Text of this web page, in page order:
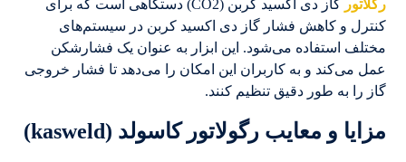
رگلاتور
گاز دی اکسید کربن (CO2) دستگاهی است که برای
کنترل و کاهش فشار گاز دی اکسید کربن در سیستم‌های
مختلف استفاده می‌شود. این ابزار به عنوان یک فشارشکن
عمل می‌کند و به کاربران این امکان را می‌دهد تا فشار خروجی
گاز را به طور دقیق تنظیم کنند.
مزایا و معایب رگولاتور کاسولد (kasweld
)